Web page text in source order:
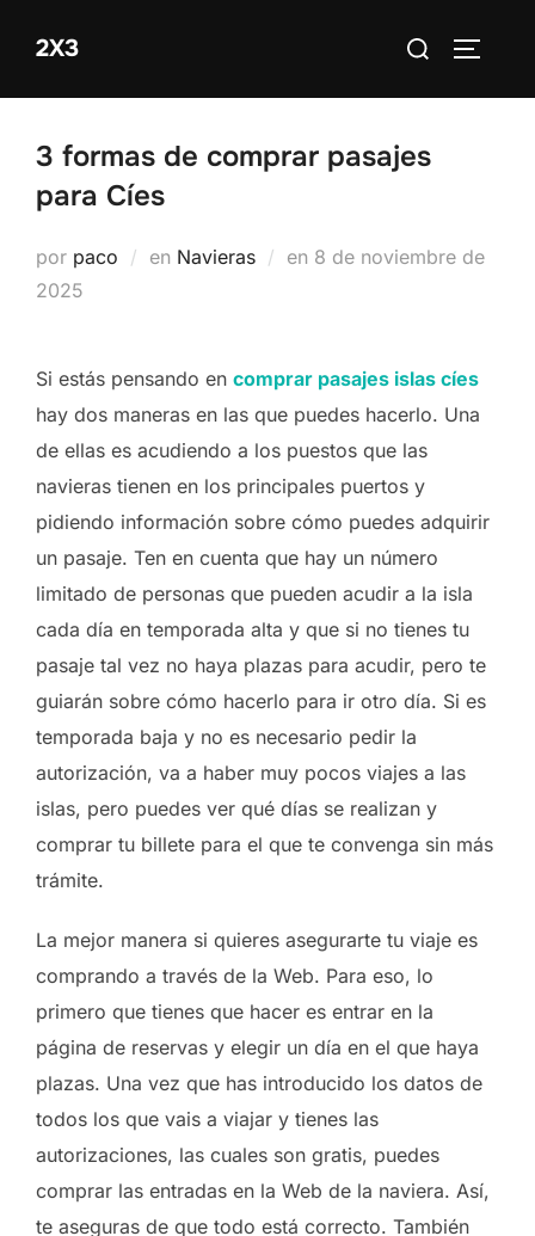
2X3 Buscar:
3 formas de comprar pasajes
para Cíes
por paco en Navieras en Publicado
8 de noviembre de
2025
Si estás pensando en comprar pasajes islas cíes
hay dos maneras en las que puedes hacerlo. Una
de ellas es acudiendo a los puestos que las
navieras tienen en los principales puertos y
pidiendo información sobre cómo puedes adquirir
un pasaje. Ten en cuenta que hay un número
limitado de personas que pueden acudir a la isla
cada día en temporada alta y que si no tienes tu
pasaje tal vez no haya plazas para acudir, pero te
guiarán sobre cómo hacerlo para ir otro día. Si es
temporada baja y no es necesario pedir la
autorización, va a haber muy pocos viajes a las
islas, pero puedes ver qué días se realizan y
comprar tu billete para el que te convenga sin más
trámite.
La mejor manera si quieres asegurarte tu viaje es
comprando a través de la Web. Para eso, lo
primero que tienes que hacer es entrar en la
página de reservas y elegir un día en el que haya
plazas. Una vez que has introducido los datos de
todos los que vais a viajar y tienes las
autorizaciones, las cuales son gratis, puedes
comprar las entradas en la Web de la naviera. Así,
te aseguras de que todo está correcto. También